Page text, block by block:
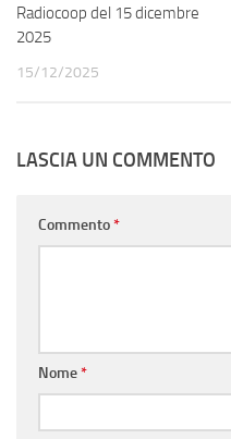
Radiocoop del 15 dicembre
2025
15/12/2025
LASCIA UN COMMENTO
Commento*
Nome*